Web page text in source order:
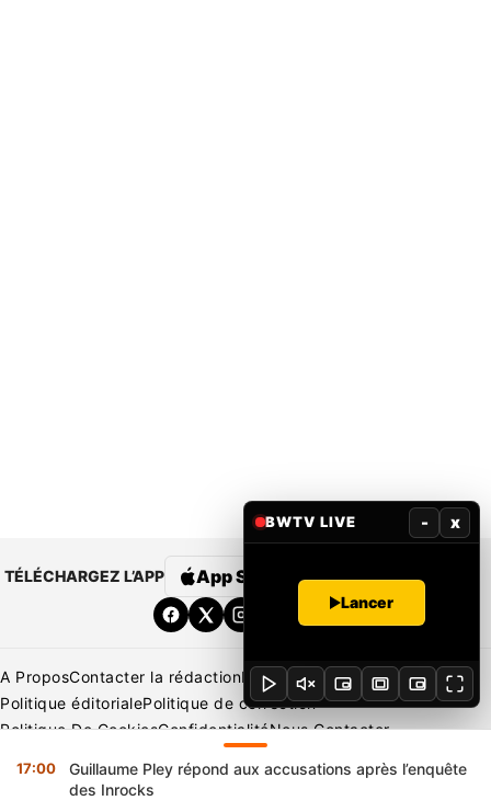
TÉLÉCHARGEZ L’APP App Store Google Play
A ProposContacter la rédactionRédaction Mentions légales
Politique éditorialePolitique de correction
Politique De CookiesConfidentialitéNous Contacter
Copyright © 2026 BENIN WEB TV | Tous Droits Réservés
17:00
Guillaume Pley répond aux accusations après l’enquête
des Inrocks
BWTV LIVE - x
Lancer